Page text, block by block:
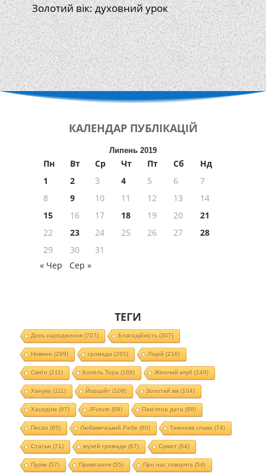
Золотий вік: духовний урок
КАЛЕНДАР ПУБЛІКАЦІЙ
Липень 2019
Пн Вт Ср Чт Пт Сб
Нд
1
2 3 4 5 6
7
8
9 10 11 12 13
14
15
16 17 18 19 20
21
22
23 24 25 26 27
28
29
30
31
« Чер
Сер »
ТЕГИ
День народження(707) Благодійність (307)
Новини (299) громада (265) Ліцей (216)
Свято (211) Колель Тора (188) Жіночий клуб (149)
Ханука (111) Йорцайт (108) Золотий вік(104)
Хасидізм (97) JFuture (88) Пам'ятна дата (88)
Песах(85) Любавичський Ребе (80) Тижнева глава (74)
Статьи (71) музей громади (67) Суккот (64)
Пурім (57) Привітання(55) Про нас говорять (54)